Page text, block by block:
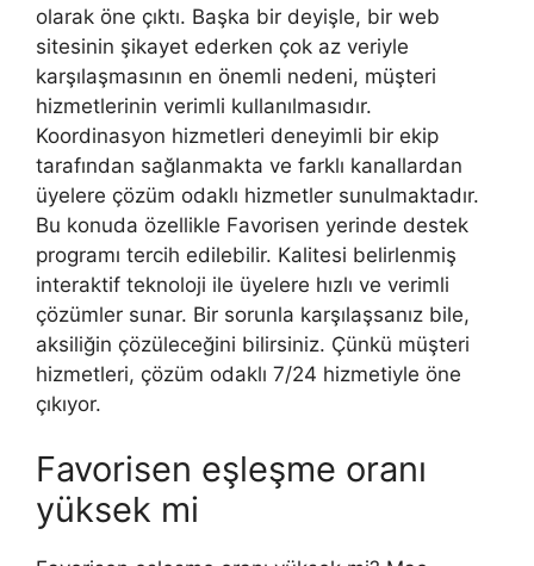
olarak öne çıktı. Başka bir deyişle, bir web
sitesinin şikayet ederken çok az veriyle
karşılaşmasının en önemli nedeni, müşteri
hizmetlerinin verimli kullanılmasıdır.
Koordinasyon hizmetleri deneyimli bir ekip
tarafından sağlanmakta ve farklı kanallardan
üyelere çözüm odaklı hizmetler sunulmaktadır.
Bu konuda özellikle Favorisen yerinde destek
programı tercih edilebilir. Kalitesi belirlenmiş
interaktif teknoloji ile üyelere hızlı ve verimli
çözümler sunar. Bir sorunla karşılaşsanız bile,
aksiliğin çözüleceğini bilirsiniz. Çünkü müşteri
hizmetleri, çözüm odaklı 7/24 hizmetiyle öne
çıkıyor.
Favorisen eşleşme oranı
yüksek mi